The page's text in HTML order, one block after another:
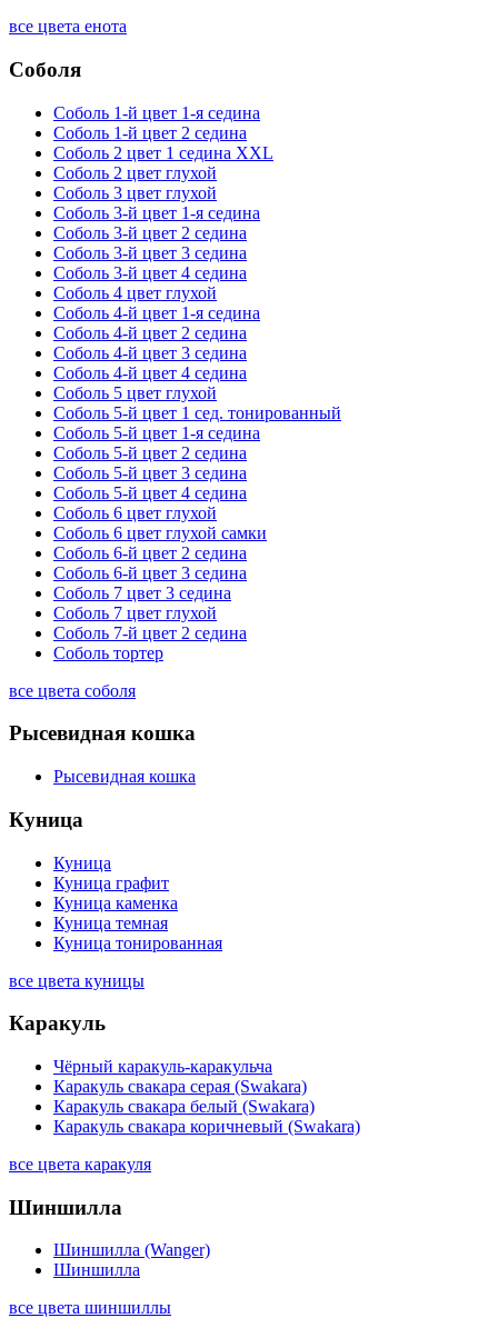
все цвета енота
Соболя
Соболь 1-й цвет 1-я седина
Соболь 1-й цвет 2 седина
Соболь 2 цвет 1 седина XXL
Соболь 2 цвет глухой
Соболь 3 цвет глухой
Соболь 3-й цвет 1-я седина
Соболь 3-й цвет 2 седина
Соболь 3-й цвет 3 седина
Соболь 3-й цвет 4 седина
Соболь 4 цвет глухой
Соболь 4-й цвет 1-я седина
Соболь 4-й цвет 2 седина
Соболь 4-й цвет 3 седина
Соболь 4-й цвет 4 седина
Соболь 5 цвет глухой
Соболь 5-й цвет 1 сед. тонированный
Соболь 5-й цвет 1-я седина
Соболь 5-й цвет 2 седина
Соболь 5-й цвет 3 седина
Соболь 5-й цвет 4 седина
Соболь 6 цвет глухой
Соболь 6 цвет глухой самки
Соболь 6-й цвет 2 седина
Соболь 6-й цвет 3 седина
Соболь 7 цвет 3 седина
Соболь 7 цвет глухой
Соболь 7-й цвет 2 седина
Соболь тортер
все цвета соболя
Рысевидная кошка
Рысевидная кошка
Куница
Куница
Куница графит
Куница каменка
Куница темная
Куница тонированная
все цвета куницы
Каракуль
Чёрный каракуль-каракульча
Каракуль свакара серая (Swakara)
Каракуль свакара белый (Swakara)
Каракуль свакара коричневый (Swakara)
все цвета каракуля
Шиншилла
Шиншилла (Wanger)
Шиншилла
все цвета шиншиллы